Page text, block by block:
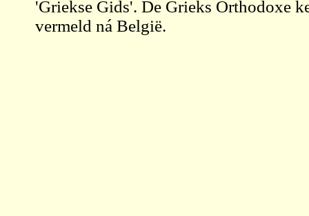
'Griekse Gids'. De Grieks Orthodoxe
vermeld ná België.